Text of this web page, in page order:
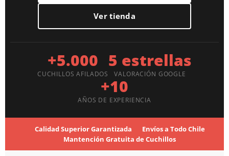
Ver tienda
+5.000
CUCHILLOS AFILADOS
5 estrellas
VALORACIÓN GOOGLE
+10
AÑOS DE EXPERIENCIA
Calidad Superior Garantizada
Envíos a Todo Chile
Mantención Gratuita de Cuchillos